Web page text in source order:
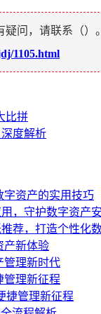
疑问，请联系（）。
1105.html
比拼
度解析
字资产的实用技巧
，守护数字资产
荐，打造个性化
产新体验
管理新时代
管理新征程
捷管理新征程